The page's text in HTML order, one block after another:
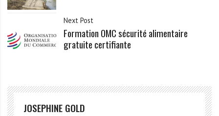
Next Post
Formation OMC sécurité alimentaire
gratuite certifiante
JOSEPHINE GOLD